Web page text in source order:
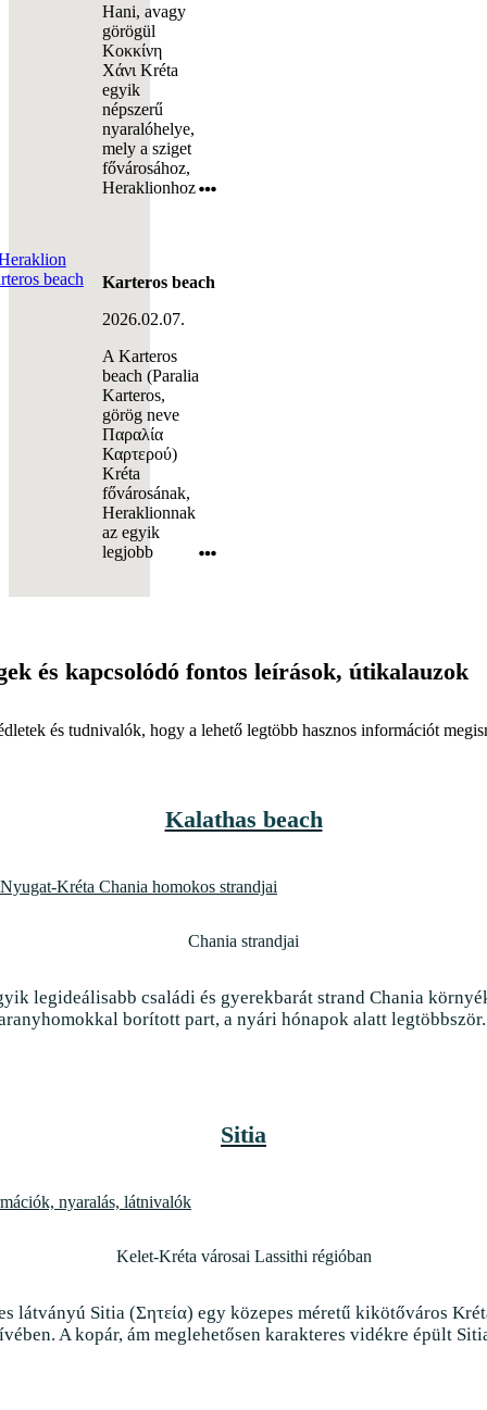
Hani, avagy
görögül
Κοκκίνη
Χάνι Kréta
egyik
népszerű
nyaralóhelye,
mely a sziget
fővárosához,
Heraklionhoz
Karteros beach
2026.02.07.
A Karteros
beach (Paralia
Karteros,
görög neve
Παραλία
Καρτερού)
Kréta
fővárosának,
Heraklionnak
az egyik
legjobb
és kapcsolódó fontos leírások, útikalauzok
és tudnivalók, hogy a lehető legtöbb hasznos információt
Kalathas beach
Chania strandjai
legideálisabb családi és gyerekbarát strand Chania
borított part, a nyári hónapok alatt
Sitia
Kelet-Kréta városai Lassithi régióban
látványú Sitia (Σητεία) egy közepes méretű kikötőváros
A kopár, ám meglehetősen karakteres vidékre épült